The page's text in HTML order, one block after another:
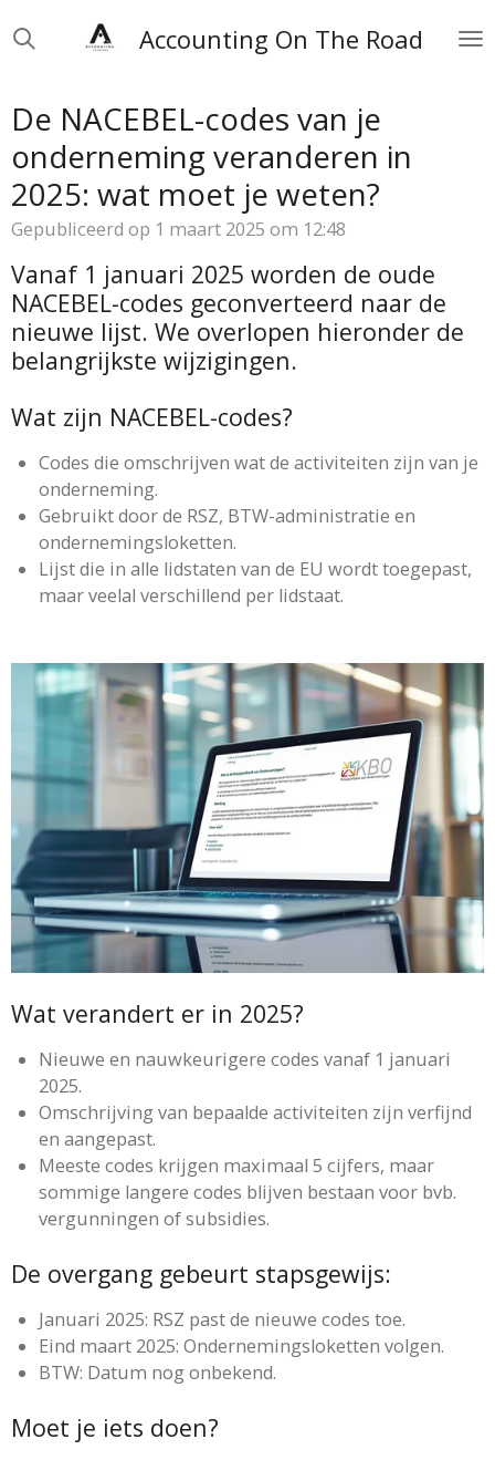
Ga
direct
hoofdinhoud
Accounting On The Road
De NACEBEL-codes van je
onderneming veranderen in
2025: wat moet je weten?
Gepubliceerd op 1 maart 2025 om 12:48
Vanaf 1 januari 2025 worden de oude
NACEBEL-codes geconverteerd naar de
nieuwe lijst. We overlopen hieronder de
belangrijkste wijzigingen.
Wat zijn NACEBEL-codes?
Codes die omschrijven wat de activiteiten zijn van je
onderneming.
Gebruikt door de RSZ, BTW-administratie en
ondernemingsloketten.
Lijst die in alle lidstaten van de EU wordt toegepast,
maar veelal verschillend per lidstaat.
Wat verandert er in 2025?
Nieuwe en nauwkeurigere codes vanaf 1 januari
2025.
Omschrijving van bepaalde activiteiten zijn verfijnd
en aangepast.
Meeste codes krijgen maximaal 5 cijfers, maar
sommige langere codes blijven bestaan voor bvb.
vergunningen of subsidies.
De overgang gebeurt stapsgewijs:
Januari 2025: RSZ past de nieuwe codes toe.
Eind maart 2025: Ondernemingsloketten volgen.
BTW: Datum nog onbekend.
Moet je iets doen?